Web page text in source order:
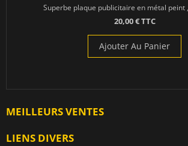
Superbe plaque publicitaire en métal peint
20,00 € TTC
Ajouter Au Panier
MEILLEURS VENTES
LIENS DIVERS